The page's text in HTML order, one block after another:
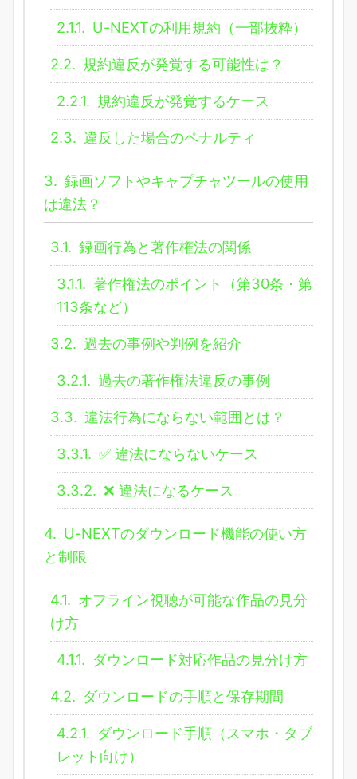
2.1.1. U-NEXTの利用規約（一部抜粋）
2.2. 規約違反が発覚する可能性は？
2.2.1. 規約違反が発覚するケース
2.3. 違反した場合のペナルティ
3. 録画ソフトやキャプチャツールの使用
は違法？
3.1. 録画行為と著作権法の関係
3.1.1. 著作権法のポイント（第30条・第
113条など）
3.2. 過去の事例や判例を紹介
3.2.1. 過去の著作権法違反の事例
3.3. 違法行為にならない範囲とは？
3.3.1. ✅ 違法にならないケース
3.3.2. ❌ 違法になるケース
4. U-NEXTのダウンロード機能の使い方
と制限
4.1. オフライン視聴が可能な作品の見分
け方
4.1.1. ダウンロード対応作品の見分け方
4.2. ダウンロードの手順と保存期間
4.2.1. ダウンロード手順（スマホ・タブ
レット向け）